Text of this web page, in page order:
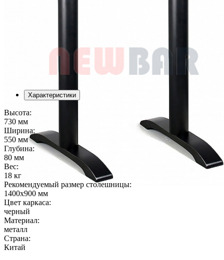
Характеристики
Высота:
730 мм
Ширина:
550 мм
Глубина:
80 мм
Вес:
18 кг
Рекомендуемый размер столешницы:
1400х900 мм
Цвет каркаса:
черный
Материал:
металл
Страна:
Китай